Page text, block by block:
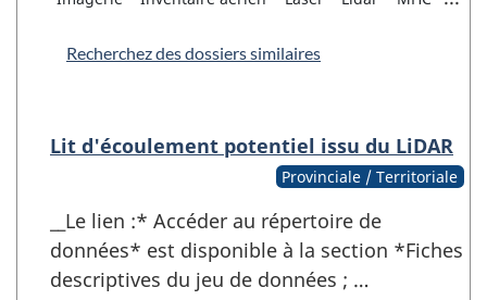
Recherchez des dossiers similaires
Lit d'écoulement potentiel issu du LiDAR
Provinciale / Territoriale
__Le lien :* Accéder au répertoire de
données* est disponible à la section *Fiches
descriptives du jeu de données ; …